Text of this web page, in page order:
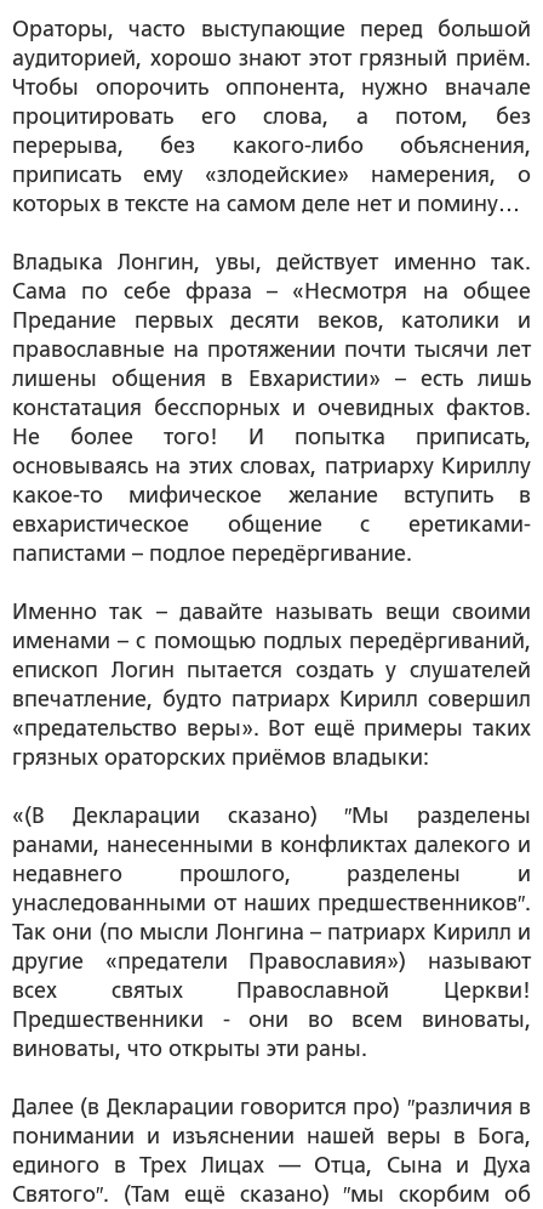
Ораторы, часто выступающие перед большой
аудиторией, хорошо знают этот грязный приём.
Чтобы опорочить оппонента, нужно вначале
процитировать его слова, а потом, без
перерыва, без какого-либо объяснения,
приписать ему «злодейские» намерения, о
которых в тексте на самом деле нет и помину…
Владыка Лонгин, увы, действует именно так.
Сама по себе фраза – «Несмотря на общее
Предание первых десяти веков, католики и
православные на протяжении почти тысячи лет
лишены общения в Евхаристии» – есть лишь
констатация бесспорных и очевидных фактов.
Не более того! И попытка приписать,
основываясь на этих словах, патриарху Кириллу
какое-то мифическое желание вступить в
евхаристическое общение с еретиками-
папистами – подлое передёргивание.
Именно так – давайте называть вещи своими
именами – с помощью подлых передёргиваний,
епископ Логин пытается создать у слушателей
впечатление, будто патриарх Кирилл совершил
«предательство веры». Вот ещё примеры таких
грязных ораторских приёмов владыки:
«(В Декларации сказано) ″Мы разделены
ранами, нанесенными в конфликтах далекого и
недавнего прошлого, разделены и
унаследованными от наших предшественников″.
Так они (по мысли Лонгина – патриарх Кирилл и
другие «предатели Православия») называют
всех святых Православной Церкви!
Предшественники - они во всем виноваты,
виноваты, что открыты эти раны.
Далее (в Декларации говорится про) ″различия в
понимании и изъяснении нашей веры в Бога,
единого в Трех Лицах — Отца, Сына и Духа
Святого″. (Там ещё сказано)″мы скорбим об